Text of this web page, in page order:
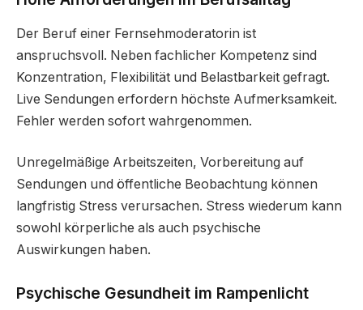
Der Beruf einer Fernsehmoderatorin ist
anspruchsvoll. Neben fachlicher Kompetenz sind
Konzentration, Flexibilität und Belastbarkeit gefragt.
Live Sendungen erfordern höchste Aufmerksamkeit.
Fehler werden sofort wahrgenommen.
Unregelmäßige Arbeitszeiten, Vorbereitung auf
Sendungen und öffentliche Beobachtung können
langfristig Stress verursachen. Stress wiederum kann
sowohl körperliche als auch psychische
Auswirkungen haben.
Psychische Gesundheit im Rampenlicht